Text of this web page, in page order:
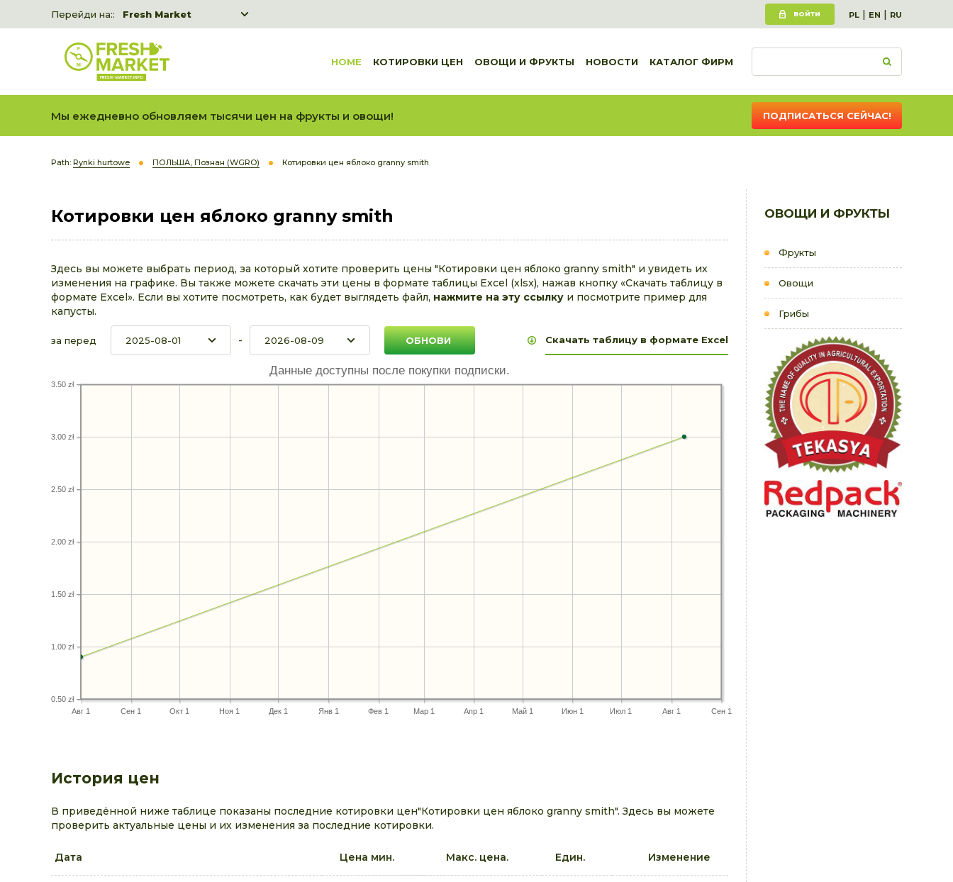
Перейди на::
Fresh Market
Fresh Market event B2B
ВОЙТИ PL | EN | RU
HOME КОТИРОВКИ ЦЕН ОВОЩИ И ФРУКТЫ НОВОСТИ КАТАЛОГ ФИРМ
Мы ежедневно обновляем тысячи цен на фрукты и овощи! ПОДПИСАТЬСЯ СЕЙЧАС!
Path: Rynki hurtowe ПОЛЬША, Познан (WGRO) Котировки цен яблоко granny smith
ОВОЩИ И ФРУКТЫ
Фрукты
Овощи
Грибы
Котировки цен яблоко granny smith
Здесь вы можете выбрать период, за который хотите проверить цены "Котировки цен яблоко granny smith" и увидеть их
изменения на графике. Вы также можете скачать эти цены в формате таблицы Excel (xlsx), нажав кнопку «Скачать таблицу в
формате Excel». Если вы хотите посмотреть, как будет выглядеть файл, нажмите на эту ссылку и посмотрите пример для
капусты.
за перед - Скачать таблицу в формате Excel
Данные доступны после покупки подписки.
Авг 1 Сен 1 Окт 1 Ноя 1 Дек 1 Янв 1 Фев 1 Мар 1 Апр 1 Май 1 Июн 1 Июл 1 Авг 1 Сен 1
0.50 zł
1.00 zł
1.50 zł
2.00 zł
2.50 zł
3.00 zł
3.50 zł
История цен
В приведённой ниже таблице показаны последние котировки цен"Котировки цен яблоко granny smith". Здесь вы можете
проверить актуальные цены и их изменения за последние котировки.
Дата Цена мин. Макс. цена. Един. Изменение